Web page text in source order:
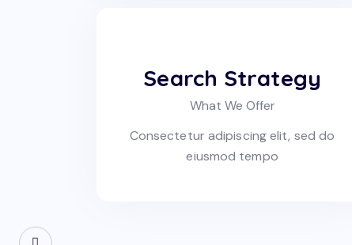
Search Strategy
What We Offer
Consectetur adipiscing elit, sed do
eiusmod tempo